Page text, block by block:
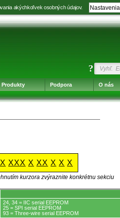
akýchkoľvek osobných údajov. Nastavenia
na
výber
jazyka
na
hlavnú
navigáciu
na
obsah
na
navigáciu
v
päte
?
Produkty Podpora O nás
XXX X XX X X X
kurzora zvýraznite konkrétnu sekciu
24, 34 = IIC serial EEPROM
25 = SPI serial EEPROM
93 = Three-wire serial EEPROM